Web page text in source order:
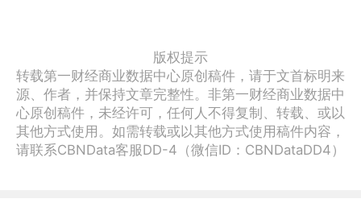
版权提示
转载第一财经商业数据中心原创稿件，请于文首标明来
源、作者，并保持文章完整性。非第一财经商业数据中
心原创稿件，未经许可，任何人不得复制、转载、或以
其他方式使用。如需转载或以其他方式使用稿件内容，
请联系CBNData客服DD-4（微信ID：CBNDataDD4）